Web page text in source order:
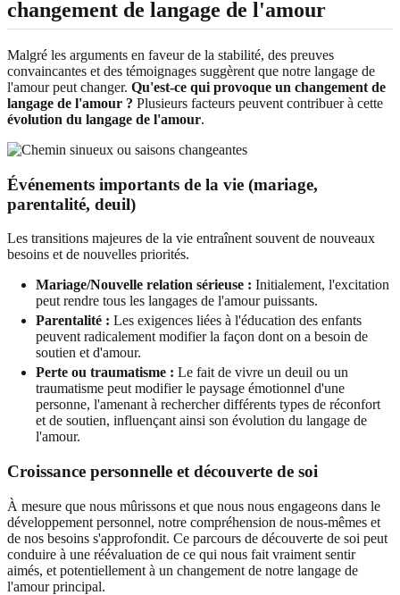
changement de langage de l'amour
Malgré les arguments en faveur de la stabilité, des preuves
convaincantes et des témoignages suggèrent que notre langage de
l'amour peut changer. Qu'est-ce qui provoque un changement de
langage de l'amour ? Plusieurs facteurs peuvent contribuer à cette
évolution du langage de l'amour.
Événements importants de la vie (mariage,
parentalité, deuil)
Les transitions majeures de la vie entraînent souvent de nouveaux
besoins et de nouvelles priorités.
Mariage/Nouvelle relation sérieuse : Initialement, l'excitation
peut rendre tous les langages de l'amour puissants.
Parentalité : Les exigences liées à l'éducation des enfants
peuvent radicalement modifier la façon dont on a besoin de
soutien et d'amour.
Perte ou traumatisme : Le fait de vivre un deuil ou un
traumatisme peut modifier le paysage émotionnel d'une
personne, l'amenant à rechercher différents types de réconfort
et de soutien, influençant ainsi son évolution du langage de
l'amour.
Croissance personnelle et découverte de soi
À mesure que nous mûrissons et que nous nous engageons dans le
développement personnel, notre compréhension de nous-mêmes et
de nos besoins s'approfondit. Ce parcours de découverte de soi peut
conduire à une réévaluation de ce qui nous fait vraiment sentir
aimés, et potentiellement à un changement de notre langage de
l'amour principal.